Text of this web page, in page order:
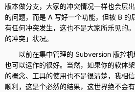
版本做分支，大家的冲突情况一样也会层
的问题，而是 A 写好一个功能，但被 B 的
有任何冲突发生，这也不是大家所乐见的
的冲突」状况。
以前在集中管理的 Subversion 版控机
也可以运作的很好。当然，如果你的软体
的概念、工具的使用也不是很清楚，我相
顺利，这是个必然的结果，这世界绝不会